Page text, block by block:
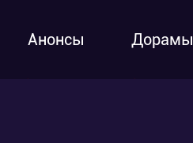
Анонсы Дорамы